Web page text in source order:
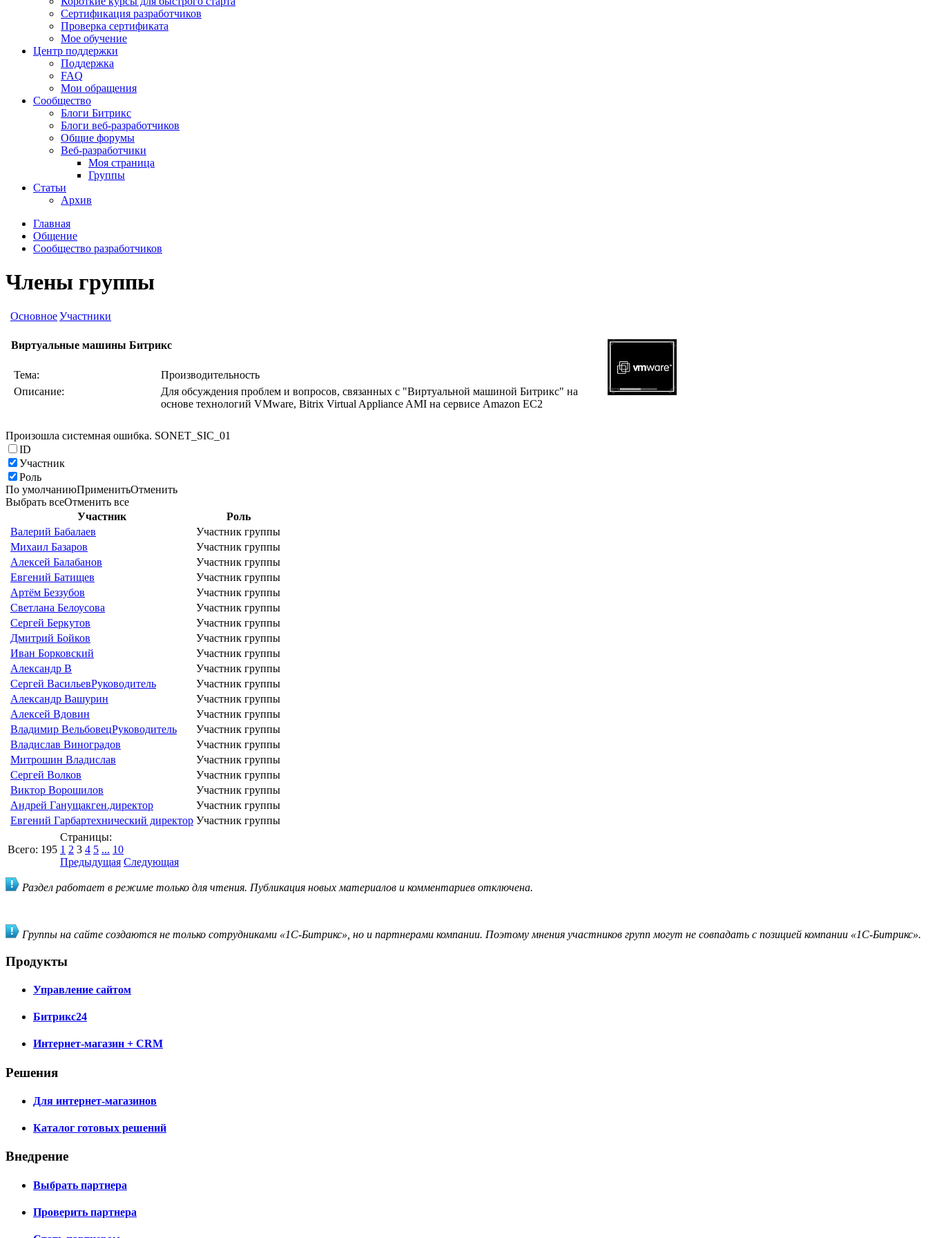
Сертификация разработчиков
Проверка сертификата
Мое обучение
Центр поддержки
Поддержка
FAQ
Мои обращения
Сообщество
Блоги Битрикс
Блоги веб-разработчиков
Общие форумы
Веб-разработчики
Моя страница
Группы
Статьи
Архив
Главная
Общение
Сообщество разработчиков
Члены группы
ОсновноеУчастники
Виртуальные машины Битрикс
Тема:
Производительность
Описание:
Для обсуждения проблем и вопросов, связанных с "Виртуальной машиной Битрикс" на
основе технологий VMware, Bitrix Virtual Appliance AMI на сервисе Amazon EC2
Произошла системная ошибка. SONET_SIC_01
ID
Участник
Роль
По умолчаниюПрименитьОтменить
Выбрать всеОтменить все
Участник
Роль
Валерий Бабалаев
Участник группы
Михаил Базаров
Участник группы
Алексей Балабанов
Участник группы
Евгений Батищев
Участник группы
Артём Беззубов
Участник группы
Светлана Белоусова
Участник группы
Сергей Беркутов
Участник группы
Дмитрий Бойков
Участник группы
Иван Борковский
Участник группы
Александр В
Участник группы
Сергей ВасильевРуководитель
Участник группы
Александр Вашурин
Участник группы
Алексей Вдовин
Участник группы
Владимир ВельбовецРуководитель
Участник группы
Владислав Виноградов
Участник группы
Митрошин Владислав
Участник группы
Сергей Волков
Участник группы
Виктор Ворошилов
Участник группы
Андрей Ганущакген.директор
Участник группы
Евгений Гарбартехнический директор Участник группы
Всего: 195
Страницы:
1 2 3 4 5 ... 10
Предыдущая Следующая
Раздел работает в режиме только для чтения. Публикация новых материалов и комментариев отключена.
Группы на сайте создаются не только сотрудниками «1С-Битрикс», но и партнерами компании. Поэтому мнения участников групп могут не совпадать с позицией компании «1С-Битрикс».
Продукты
Управление сайтом
Битрикс24
Интернет-магазин + CRM
Решения
Для интернет-магазинов
Каталог готовых решений
Внедрение
Выбрать партнера
Проверить партнера